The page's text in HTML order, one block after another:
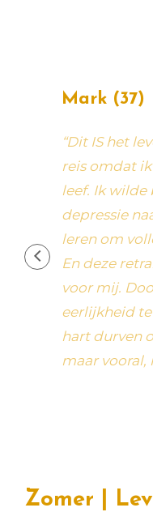
Mark (37)
“Dit IS het
reis omdat
leef. Ik wilde
depressie
leren om
En deze
voor mij.
eerlijkheid
hart durven
maar vooral,
Zomer |